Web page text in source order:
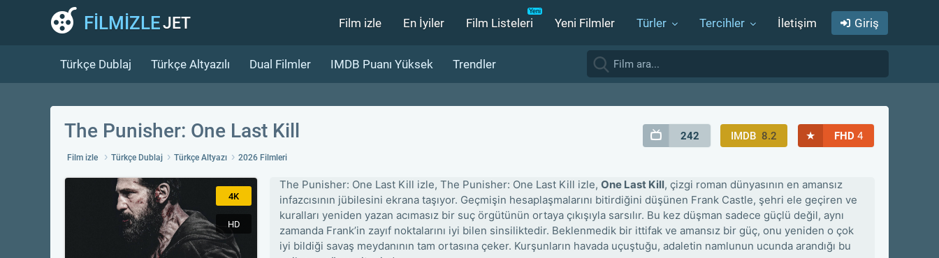
FİLMİZLEJET Film izle En İyiler Film Listeleri Yeni Filmler Türler Tercihler İletişim Giriş
Türkçe Dublaj Türkçe Altyazılı Dual Filmler IMDB Puanı Yüksek Trendler
The Punisher: One Last Kill
Film izle Türkçe Dublaj Türkçe Altyazı 2026 Filmleri
242 IMDB 8.2 ★ FHD 4
4K
HD
The Punisher: One Last Kill izle, The Punisher: One Last Kill izle, One Last Kill, çizgi roman dünyasının en amansız
infazcısının jübilesini ekrana taşıyor. Geçmişin hesaplaşmalarını bitirdiğini düşünen Frank Castle, şehri ele geçiren ve
kuralları yeniden yazan acımasız bir suç örgütünün ortaya çıkışıyla sarsılır. Bu kez düşman sadece güçlü değil, aynı
zamanda Frank’in zayıf noktalarını iyi bilen sinsiliktedir. Beklenmedik bir ittifak ve amansız bir güç, onu yeniden o çok
iyi bildiği savaş meydanının tam ortasına çeker. Kurşunların havada uçuştuğu, adaletin namlunun ucunda arandığı bu